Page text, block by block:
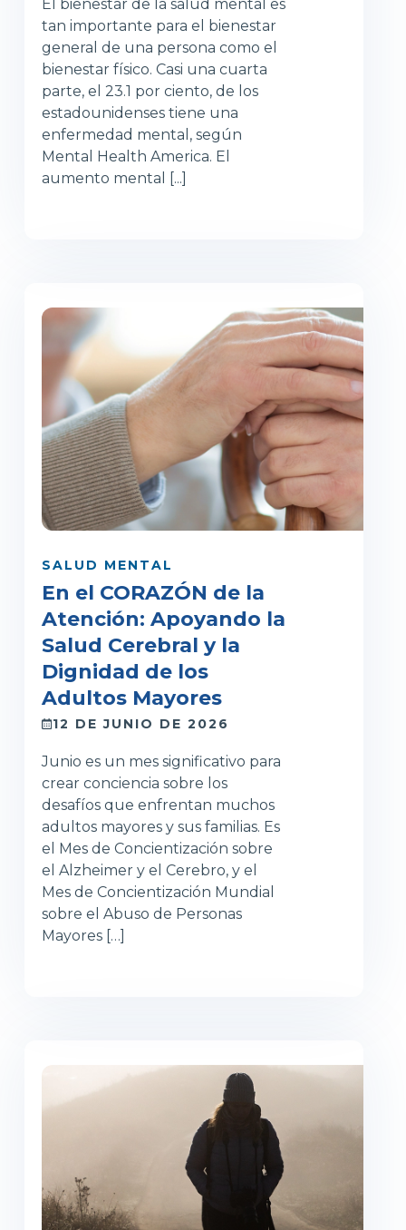
El bienestar de la salud mental es
tan importante para el bienestar
general de una persona como el
bienestar físico. Casi una cuarta
parte, el 23.1 por ciento, de los
estadounidenses tiene una
enfermedad mental, según
Mental Health America. El
aumento mental [...]
SALUD MENTAL
En el CORAZÓN de la
Atención: Apoyando la
Salud Cerebral y la
Dignidad de los
Adultos Mayores
12 DE JUNIO DE 2026
Junio es un mes significativo para
crear conciencia sobre los
desafíos que enfrentan muchos
adultos mayores y sus familias. Es
el Mes de Concientización sobre
el Alzheimer y el Cerebro, y el
Mes de Concientización Mundial
sobre el Abuso de Personas
Mayores […]